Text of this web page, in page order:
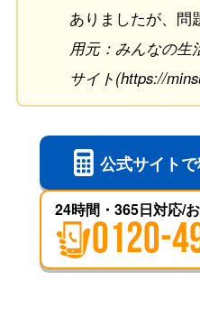
ありましたが、問
用元：みんなの生
サイト(https://
公式サイトで
24時間・365日対応/
0120-